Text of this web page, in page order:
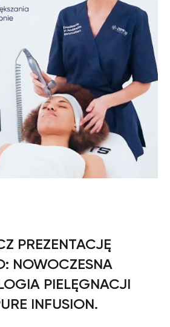
PREZENTACJĘ
NOWOCZESNA
PIELĘGNACJI
INFUSION.